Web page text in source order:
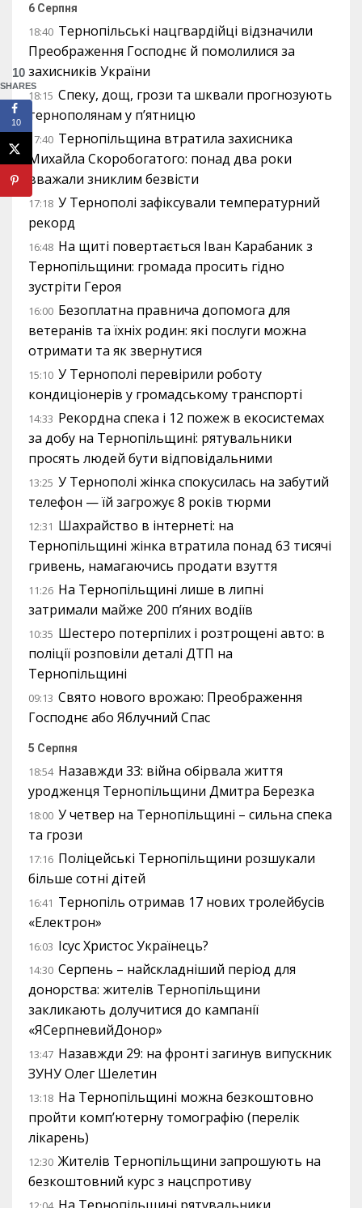
6 Серпня
18:40 Тернопільські нацгвардійці відзначили
Преображення Господнє й помолилися за
захисників України
18:15 Спеку, дощ, грози та шквали прогнозують
тернополянам у п’ятницю
17:40 Тернопільщина втратила захисника
Михайла Скоробогатого: понад два роки
вважали зниклим безвісти
17:18 У Тернополі зафіксували температурний
рекорд
16:48 На щиті повертається Іван Карабаник з
Тернопільщини: громада просить гідно
зустріти Героя
16:00 Безоплатна правнича допомога для
ветеранів та їхніх родин: які послуги можна
отримати та як звернутися
15:10 У Тернополі перевірили роботу
кондиціонерів у громадському транспорті
14:33 Рекордна спека і 12 пожеж в екосистемах
за добу на Тернопільщині: рятувальники
просять людей бути відповідальними
13:25 У Тернополі жінка спокусилась на забутий
телефон — їй загрожує 8 років тюрми
12:31 Шахрайство в інтернеті: на
Тернопільщині жінка втратила понад 63 тисячі
гривень, намагаючись продати взуття
11:26 На Тернопільщині лише в липні
затримали майже 200 п’яних водіїв
10:35 Шестеро потерпілих і розтрощені авто: в
поліції розповіли деталі ДТП на
Тернопільщині
09:13 Свято нового врожаю: Преображення
Господнє або Яблучний Спас
5 Серпня
18:54 Назавжди 33: війна обірвала життя
уродженця Тернопільщини Дмитра Березка
18:00 У четвер на Тернопільщині – сильна спека
та грози
17:16 Поліцейські Тернопільщини розшукали
більше сотні дітей
16:41 Тернопіль отримав 17 нових тролейбусів
«Електрон»
16:03 Ісус Христос Українець?
14:30 Серпень – найскладніший період для
донорства: жителів Тернопільщини
закликають долучитися до кампанії
«ЯСерпневийДонор»
13:47 Назавжди 29: на фронті загинув випускник
ЗУНУ Олег Шелетин
13:18 На Тернопільщині можна безкоштовно
пройти комп’ютерну томографію (перелік
лікарень)
12:30 Жителів Тернопільщини запрошують на
безкоштовний курс з нацспротиву
10
SHARES
10